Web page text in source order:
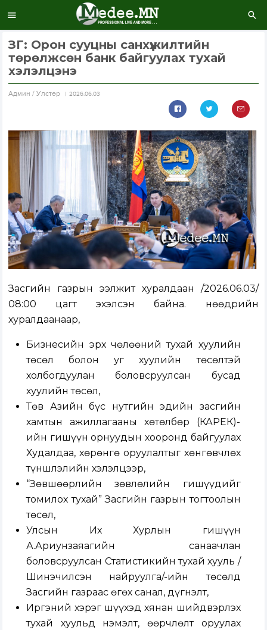
ЗГ: Орон сууцны санхүүжилтийн
төрөлжсөн банк байгуулах тухай
хэлэлцэнэ
Aдмин / Улстөр 2026.06.03
Засгийн газрын ээлжит хуралдаан /2026.06.03/
08:00 цагт эхэлсэн байна. Өнөөдрийн
хуралдаанаар,
Бизнесийн эрх чөлөөний тухай хуулийн
төсөл болон уг хуулийн төсөлтэй
холбогдуулан боловсруулсан бусад
хуулийн төсөл,
Төв Азийн бүс нутгийн эдийн засгийн
хамтын ажиллагааны хөтөлбөр (КАРЕК)-
ийн гишүүн орнуудын хооронд байгуулах
Худалдаа, хөрөнгө оруулалтыг хөнгөвчлөх
түншлэлийн хэлэлцээр,
“Зөвшөөрлийн зөвлөлийн гишүүдийг
томилох тухай” Засгийн газрын тогтоолын
төсөл,
Улсын Их Хурлын гишүүн
А.Ариунзаяагийн санаачлан
боловсруулсан Статистикийн тухай хууль /
Шинэчилсэн найруулга/-ийн төсөлд
Засгийн газраас өгөх санал, дүгнэлт,
Иргэний хэрэг шүүхэд хянан шийдвэрлэх
тухай хуульд нэмэлт, өөрчлөлт оруулах